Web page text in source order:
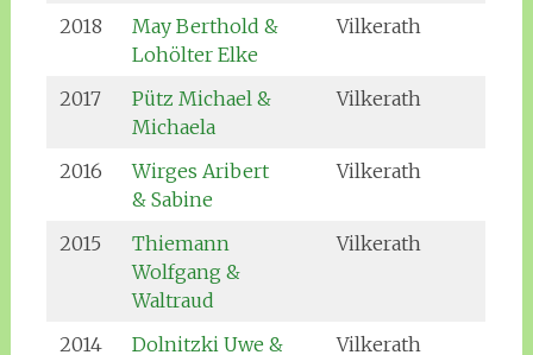
2018
May Berthold &
Lohölter Elke
Vilkerath
2017
Pütz Michael &
Michaela
Vilkerath
2016
Wirges Aribert
& Sabine
Vilkerath
2015
Thiemann
Wolfgang &
Waltraud
Vilkerath
2014
Dolnitzki Uwe &
Vilkerath